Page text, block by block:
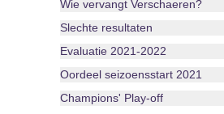
Wie vervangt Verschaeren?
Slechte resultaten
Evaluatie 2021-2022
Oordeel seizoensstart 2021
Champions' Play-off